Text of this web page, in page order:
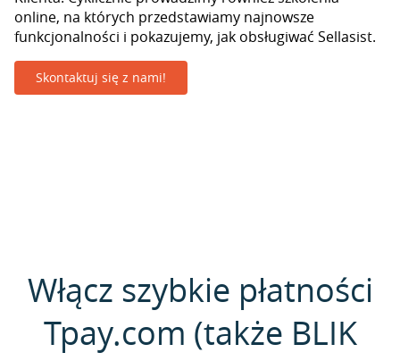
online, na których przedstawiamy najnowsze
funkcjonalności i pokazujemy, jak obsługiwać Sellasist.
Skontaktuj się z nami!
Włącz szybkie płatności
Tpay.com (także BLIK